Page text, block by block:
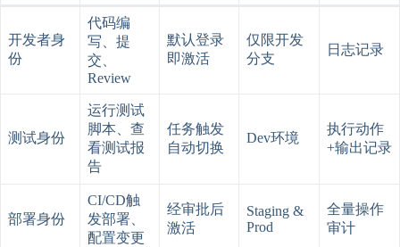
开发者身
份
代码编
写、提
交、
Review
默认登录
即激活
仅限开发
分支
日志记录
测试身份
运行测试
脚本、查
看测试报
告
任务触发
自动切换
Dev环境
执行动作
+输出记录
部署身份
CI/CD触
发部署、
配置变更
经审批后
激活
Staging &
Prod
全量操作
审计